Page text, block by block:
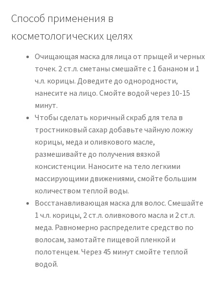
Способ применения в
косметологических целях
Очищающая маска для лица от прыщей и черных
точек. 2 ст.л. сметаны смешайте с 1 бананом и 1
ч.л. корицы. Доведите до однородности,
нанесите на лицо. Смойте водой через 10-15
минут.
Чтобы сделать коричный скраб для тела в
тростниковый сахар добавьте чайную ложку
корицы, меда и оливкового масле,
размешивайте до получения вязкой
консистенции. Наносите на тело легкими
массирующими движениями, смойте большим
количеством теплой воды.
Восстанавливающая маска для волос. Смешайте
1 ч.л. корицы, 2 ст.л. оливкового масла и 2 ст.л.
меда. Равномерно распределите средство по
волосам, замотайте пищевой пленкой и
полотенцем. Через 45 минут смойте теплой
водой.